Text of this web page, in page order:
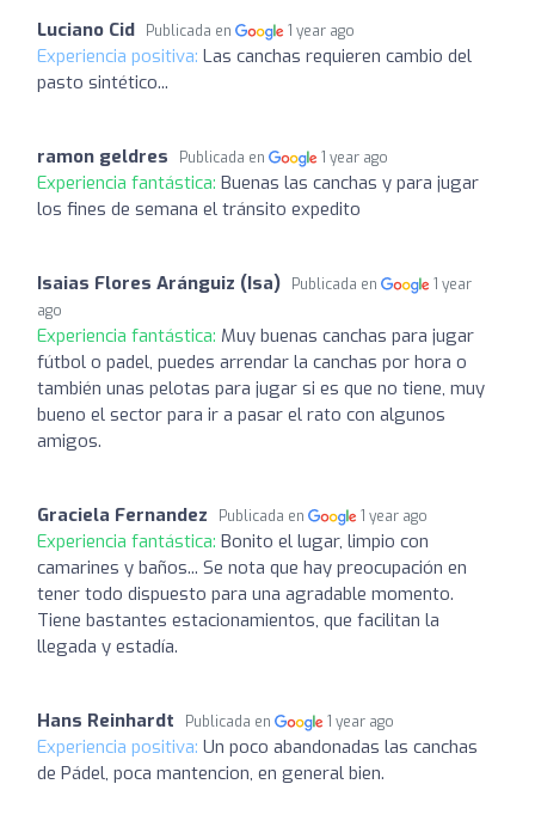
Luciano Cid Publicada en 1 year ago
Experiencia positiva: Las canchas requieren cambio del
pasto sintético...
ramon geldres Publicada en 1 year ago
Experiencia fantástica: Buenas las canchas y para jugar
los fines de semana el tránsito expedito
Isaias Flores Aránguiz (Isa) Publicada en
1 year
ago
Experiencia fantástica: Muy buenas canchas para jugar
fútbol o padel, puedes arrendar la canchas por hora o
también unas pelotas para jugar si es que no tiene, muy
bueno el sector para ir a pasar el rato con algunos
amigos.
Graciela Fernandez Publicada en 1 year ago
Experiencia fantástica: Bonito el lugar, limpio con
camarines y baños... Se nota que hay preocupación en
tener todo dispuesto para una agradable momento.
Tiene bastantes estacionamientos, que facilitan la
llegada y estadía.
Hans Reinhardt Publicada en 1 year ago
Experiencia positiva: Un poco abandonadas las canchas
de Pádel, poca mantencion, en general bien.